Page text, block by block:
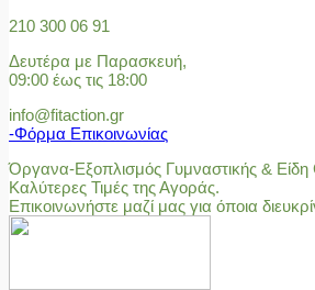
210 300 06 91
Δευτέρα με Παρασκευή,
09:00 έως τις 18:00
info@fitaction.gr
-Φόρμα Επικοινωνίας
Όργανα-Εξοπλισμός Γυμναστικής & Είδη
Καλύτερες Τιμές της Αγοράς.
Επικοινωνήστε μαζί μας για όποια